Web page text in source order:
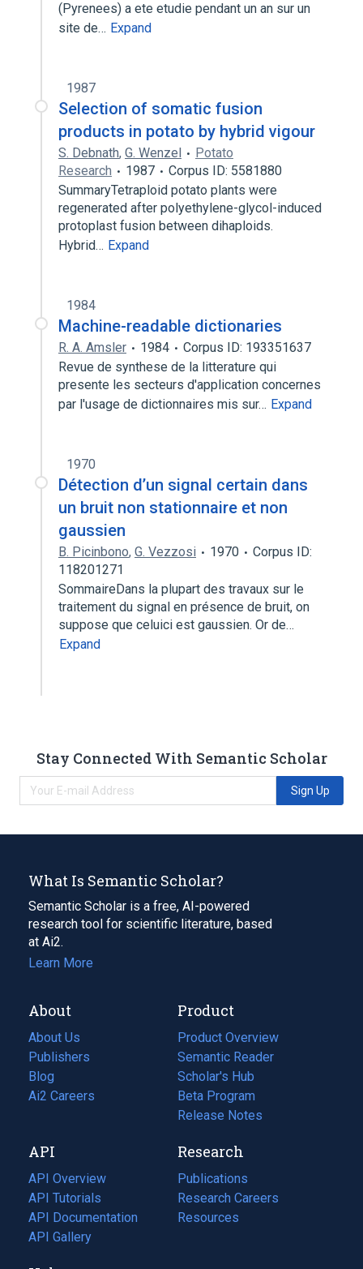
(Pyrenees) a ete etudie pendant un an sur un
site de… Expand
1987
Selection of somatic fusion
products in potato by hybrid vigour
S. Debnath, G. Wenzel
Potato
Research
1987
Corpus ID: 5581880
SummaryTetraploid potato plants were
regenerated after polyethylene-glycol-induced
protoplast fusion between dihaploids.
Hybrid… Expand
1984
Machine-readable dictionaries
R. A. Amsler 1984
Corpus ID: 193351637
Revue de synthese de la litterature qui
presente les secteurs d'application concernes
par l'usage de dictionnaires mis sur… Expand
1970
Détection d’un signal certain dans
un bruit non stationnaire et non
gaussien
B. Picinbono, G. Vezzosi 1970
Corpus ID:
118201271
SommaireDans la plupart des travaux sur le
traitement du signal en présence de bruit, on
suppose que celuici est gaussien. Or de…
Expand
Stay Connected With Semantic Scholar
Sign Up
What Is Semantic Scholar?
Semantic Scholar is a free, AI-powered
research tool for scientific literature, based
at Ai2.
Learn More
About
About Us
Publishers
Blog
(opens
in
tab)
Ai2 Careers
(opens
new
tab)
Product
Product Overview
Semantic Reader
Scholar's Hub
Beta Program
Release Notes
API
API Overview
API Tutorials
API Documentation
(opens
in
API Gallery
Research
Publications
(opens
in
a
Research Careers
(opens
in
Resources
(opens